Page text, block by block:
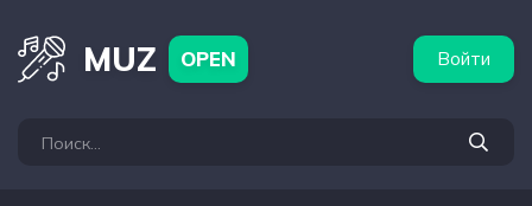
MUZ OPEN Войти
артисты Популярные подборки